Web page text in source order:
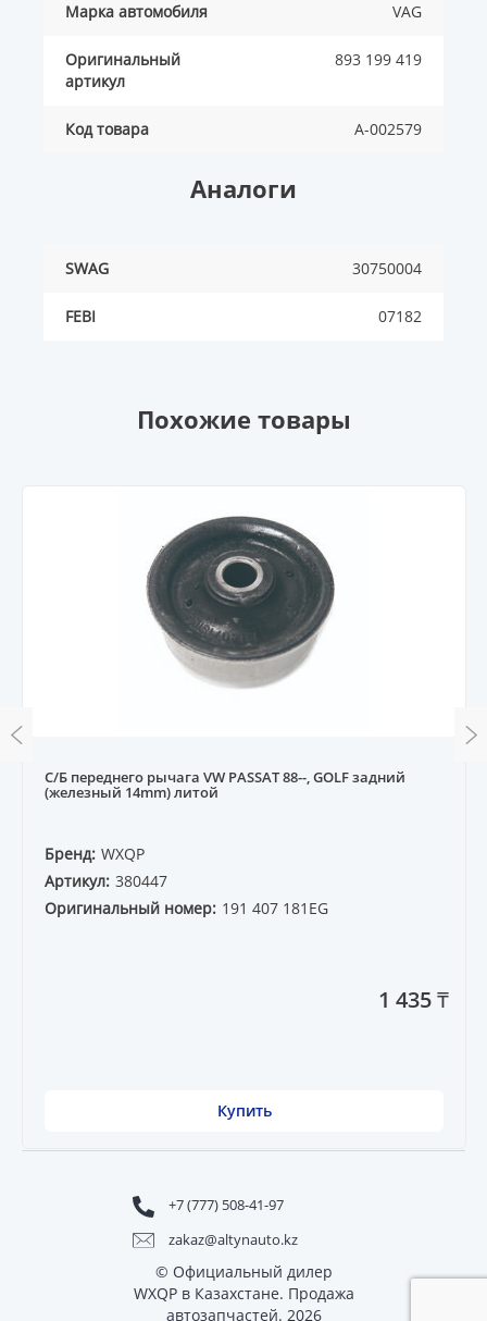
Марка автомобиля VAG
Оригинальный
артикул
893 199 419
Код товара A-002579
Аналоги
SWAG 30750004
FEBI 07182
Похожие товары
С/Б переднего рычага VW PASSAT 88--, GOLF задний
(железный 14mm) литой
Бренд: WXQP
Артикул: 380447
Оригинальный номер: 191 407 181EG
1 435 ₸
Купить
+7 (777) 508-41-97
zakaz@altynauto.kz
© Официальный дилер
WXQP в Казахстане. Продажа
автозапчастей. 2026